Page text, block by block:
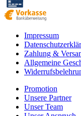
Impressum
Zahlung &
Allgemeine
Promotion
Unsere Partner
Unser Team